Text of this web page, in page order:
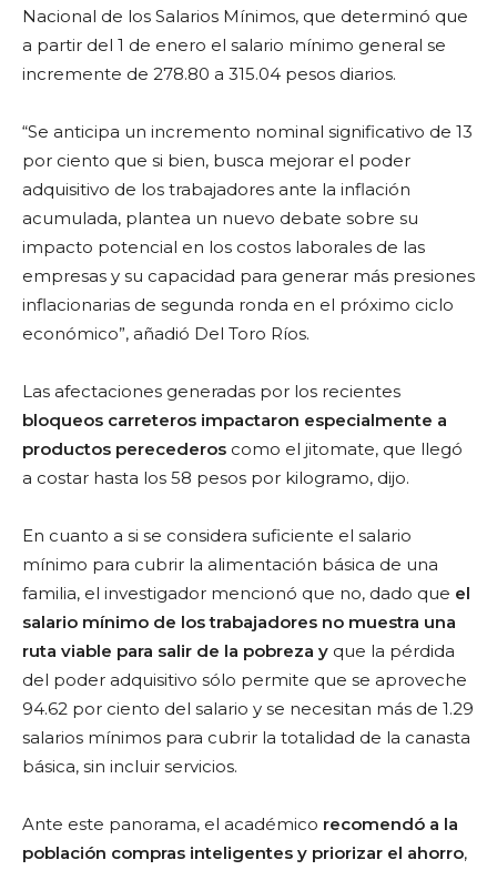
Nacional de los Salarios Mínimos, que determinó que
a partir del 1 de enero el salario mínimo general se
incremente de 278.80 a 315.04 pesos diarios.
“Se anticipa un incremento nominal significativo de 13
por ciento que si bien, busca mejorar el poder
adquisitivo de los trabajadores ante la inflación
acumulada, plantea un nuevo debate sobre su
impacto potencial en los costos laborales de las
empresas y su capacidad para generar más presiones
inflacionarias de segunda ronda en el próximo ciclo
económico”, añadió Del Toro Ríos.
Las afectaciones generadas por los recientes
bloqueos carreteros impactaron especialmente a
productos perecederos como el jitomate, que llegó
a costar hasta los 58 pesos por kilogramo, dijo.
En cuanto a si se considera suficiente el salario
mínimo para cubrir la alimentación básica de una
familia, el investigador mencionó que no, dado que el
salario mínimo de los trabajadores no muestra una
ruta viable para salir de la pobreza y que la pérdida
del poder adquisitivo sólo permite que se aproveche
94.62 por ciento del salario y se necesitan más de 1.29
salarios mínimos para cubrir la totalidad de la canasta
básica, sin incluir servicios.
Ante este panorama, el académico recomendó a la
población compras inteligentes y priorizar el ahorro,